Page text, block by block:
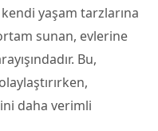
yaşam tarzlarına
sunan, evlerine
Bu,
daha verimli